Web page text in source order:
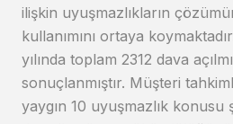
ilişkin uyuşmazlıkların
kullanımını ortaya
yılında toplam 2312 dava
sonuçlanmıştır. Müşteri
yaygın 10 uyuşmazlık konusu